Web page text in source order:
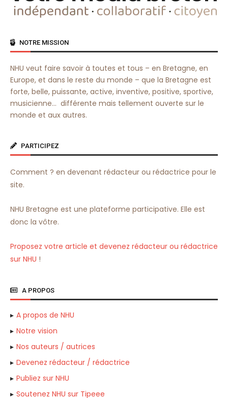
NOTRE MISSION
NHU veut faire savoir à toutes et tous – en Bretagne, en
Europe, et dans le reste du monde – que la Bretagne est
forte, belle, puissante, active, inventive, positive, sportive,
musicienne… différente mais tellement ouverte sur le
monde et aux autres.
PARTICIPEZ
Comment ? en devenant rédacteur ou rédactrice pour le
site.
NHU Bretagne est une plateforme participative. Elle est
donc la vôtre.
Proposez votre article et devenez rédacteur ou rédactrice
sur NHU !
A PROPOS
A propos de NHU
Notre vision
Nos auteurs / autrices
Devenez rédacteur / rédactrice
Publiez sur NHU
Soutenez NHU sur Tipeee